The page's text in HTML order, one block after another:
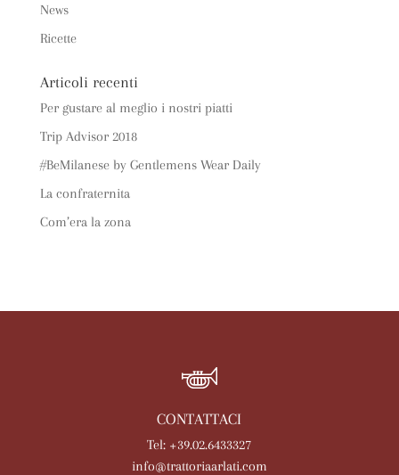
News
Ricette
Articoli recenti
Per gustare al meglio i nostri piatti
Trip Advisor 2018
#BeMilanese by Gentlemens Wear Daily
La confraternita
Com’era la zona
CONTATTACI
Tel: +39.02.6433327
info@trattoriaarlati.com